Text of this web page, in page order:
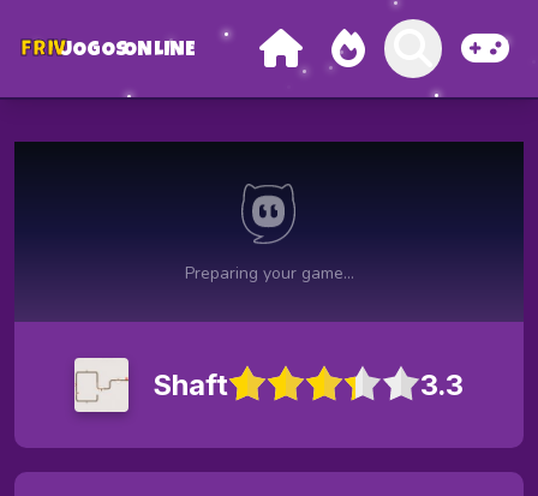
FRIVJOGOSONLINE
Shaft 3.3